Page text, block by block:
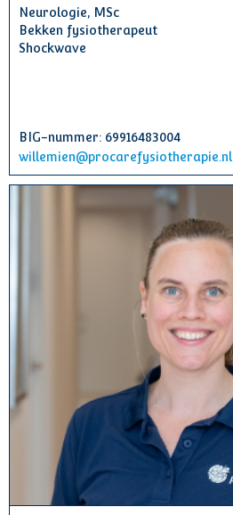
Neurologie, MSc
Bekken fysiotherapeut
Shockwave
BIG-nummer: 69916483004
willemien@procarefysiotherapie.nl